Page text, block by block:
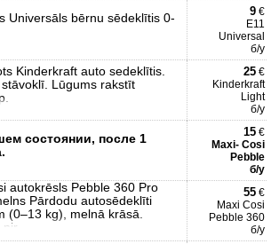
Universāls bērnu sēdeklītis 0-
9 €
E11
Universal
б/у
Kinderkraft auto sedeklītis.
stāvoklī. Lūgums rakstīt
25 €
Kinderkraft
Light
б/у
состоянии, после 1
15 €
Maxi- Cosi
Pebble
б/у
autokrēsls Pebble 360 Pro
Pārdodu autosēdeklīti
(0–13 kg), melnā krāsā.
pir
55 €
Maxi Cosi
Pebble 360
б/у